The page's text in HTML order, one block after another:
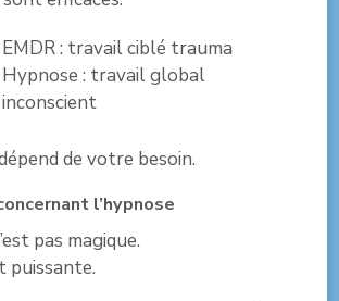
EMDR : travail ciblé trauma
Hypnose : travail global
inconscient
de votre besoin.
l’hypnose
pas magique.
puissante.